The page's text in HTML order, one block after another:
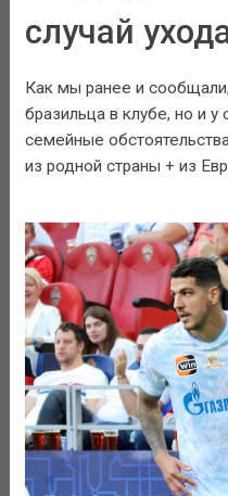
случай
Как мы ранее и
бразильца в клубе, но и у
семейные
из родной страны + из